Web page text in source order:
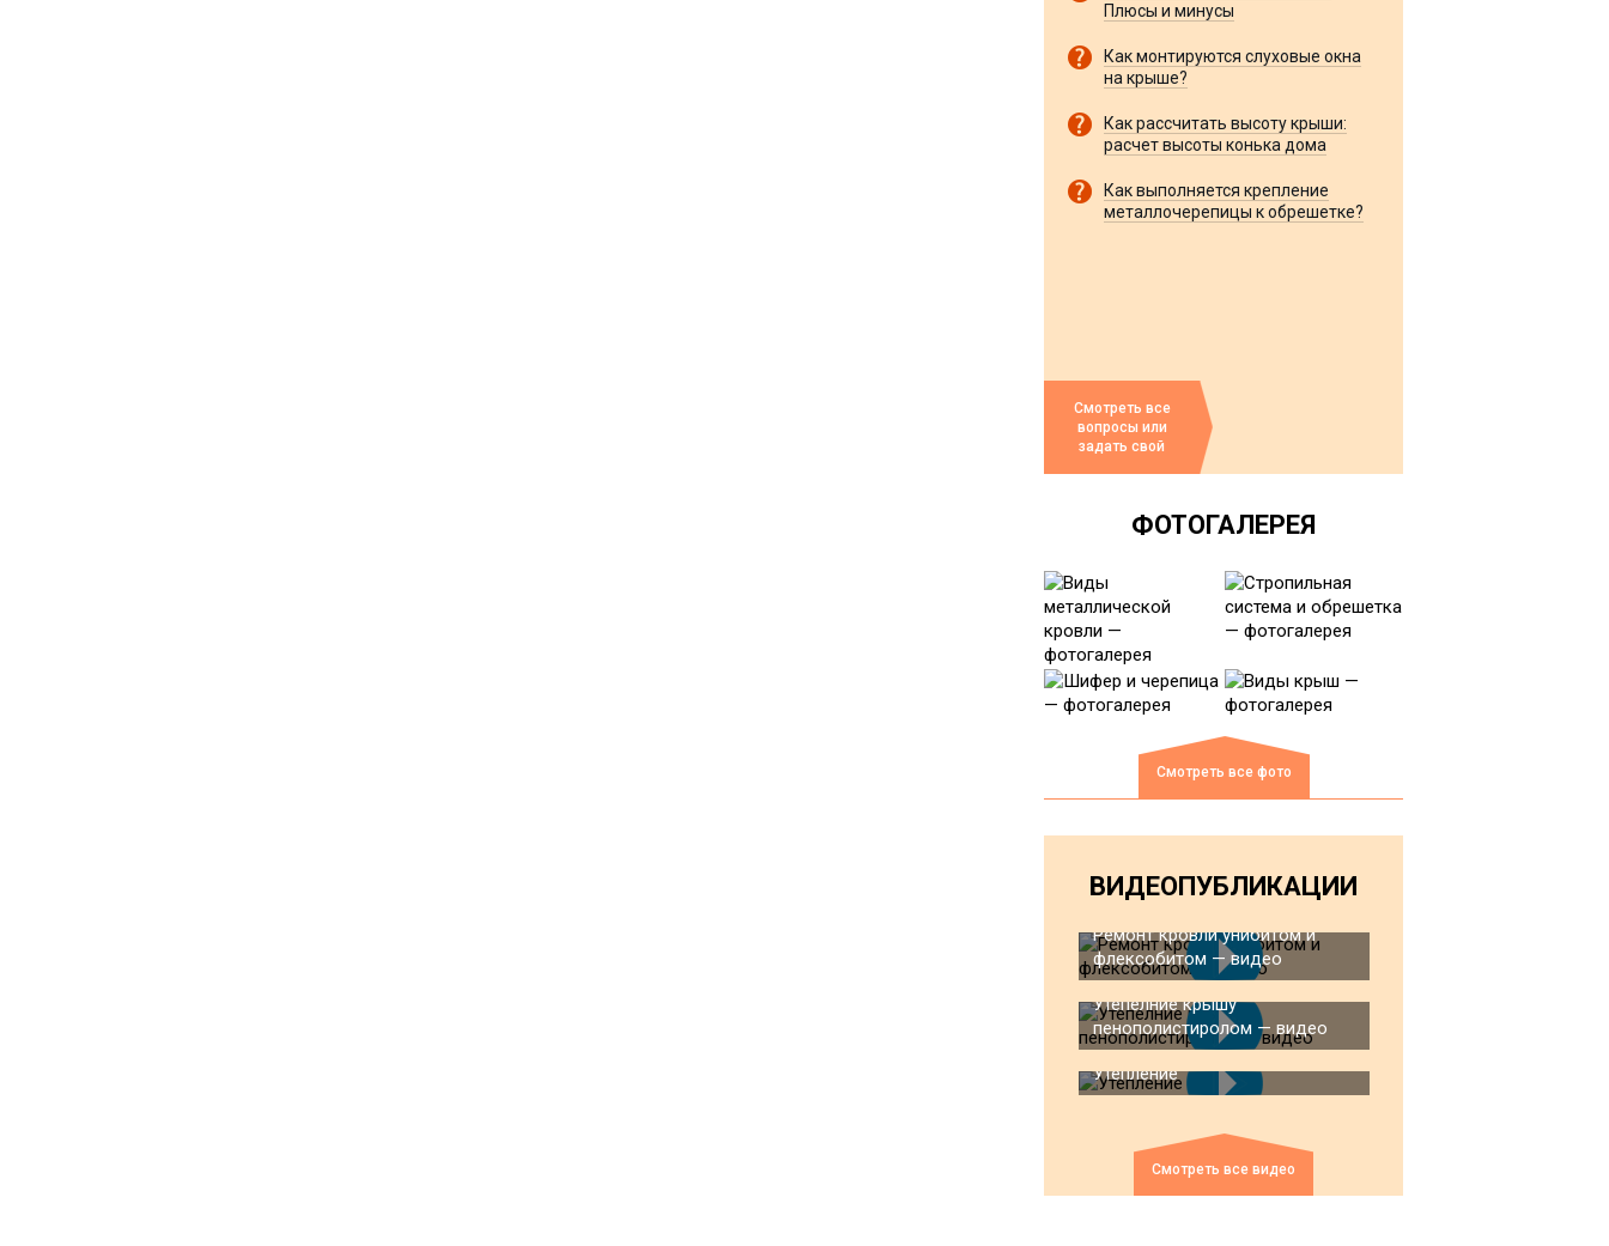
Плюсы и минусы
Как монтируются слуховые окна
на крыше?
Как рассчитать высоту крыши:
расчет высоты конька дома
Как выполняется крепление
металлочерепицы к обрешетке?
Смотреть все
вопросы или
задать свой
ФОТОГАЛЕРЕЯ
Смотреть все фото
ВИДЕОПУБЛИКАЦИИ
Ремонт кровли унибитом и
флексобитом — видео
Утепелние крышу
пенополистиролом — видео
Утепление
Смотреть все видео